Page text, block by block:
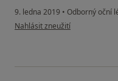
9. ledna 2019 • Odborný oční
podle názoru uživatele Váš
Nahlásit zneužití